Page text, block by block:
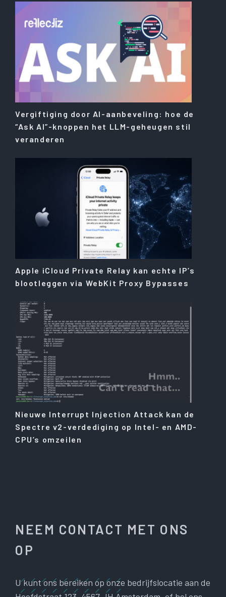
Vergiftiging door AI-aanbeveling: hoe de
“Ask AI”-knoppen het LLM-geheugen stil
veranderen
Apple iCloud Private Relay kan echte IP’s
blootleggen via WebKit Proxy Bypasses
Nieuwe Interrupt Injection Attack kan de
Spectre v2-verdediging op Intel- en AMD-
CPU’s omzeilen
NEEM CONTACT MET ONS
OP
U kunt ons bereiken op onze bedrijfslocatie aan de